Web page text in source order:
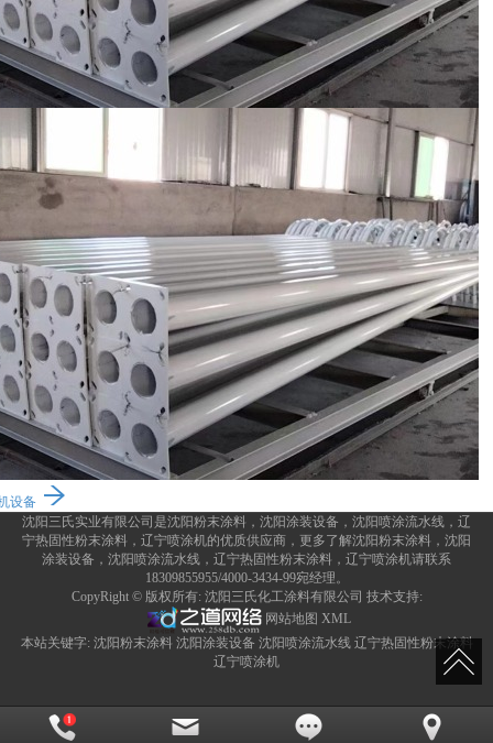
设备
沈阳三氏实业有限公司是沈阳粉末涂料，沈阳涂装设备，沈阳喷涂流水线，辽
宁热固性粉末涂料，辽宁喷涂机的优质供应商，更多了解沈阳粉末涂料，沈阳
涂装设备，沈阳喷涂流水线，辽宁热固性粉末涂料，辽宁喷涂机请联系
18309855955/4000-3434-99宛经理。
CopyRight © 版权所有: 沈阳三氏化工涂料有限公司 技术支持:
网站地图 XML
本站关键字: 沈阳粉末涂料 沈阳涂装设备 沈阳喷涂流水线 辽宁热固性粉末涂料
辽宁喷涂机